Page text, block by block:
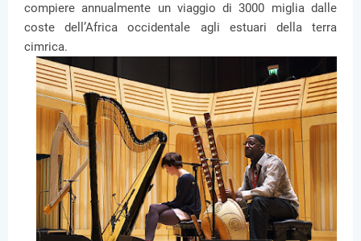
compiere annualmente un viaggio di 3000 miglia dalle
coste dell’Africa occidentale agli estuari della terra
cimrica.